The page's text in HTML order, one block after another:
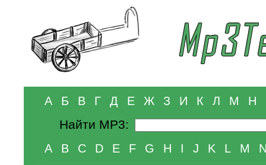
А Б В Г Д Е Ж З И К Л М Н
Найти MP3:
A B C D E F G H I J K L M